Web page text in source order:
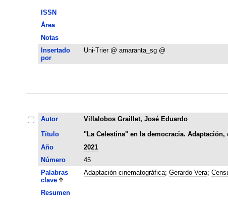
ISSN
Área
Notas
Insertado
por
Uni-Trier @ amaranta_sg @
Autor
Villalobos Graillet, José Eduardo
Título
"La Celestina" en la democracia.
Año
2021
Número
45
Palabras
clave
Adaptación cinematográfica; Gerardo Vera;
Resumen